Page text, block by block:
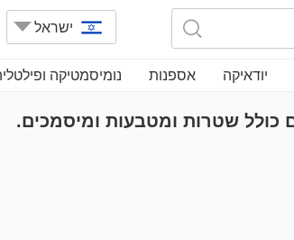
ישראל
יודאיקה אספנות נומיסמטיקה